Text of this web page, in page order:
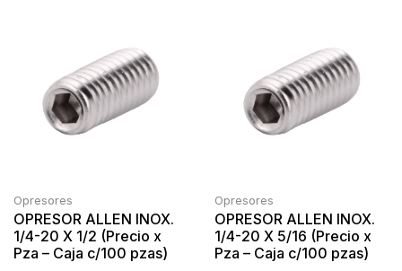
Opresores
OPRESOR ALLEN INOX.
1/4-20 X 1/2 (Precio x
Pza – Caja c/100 pzas)
Opresores
OPRESOR ALLEN INOX.
1/4-20 X 5/16 (Precio x
Pza – Caja c/100 pzas)